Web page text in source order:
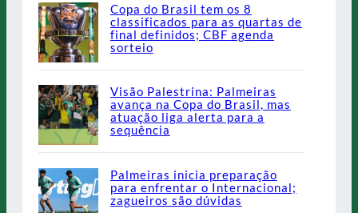
Copa do Brasil tem os 8
classificados para as quartas de
final definidos; CBF agenda
sorteio
Visão Palestrina: Palmeiras
avança na Copa do Brasil, mas
atuação liga alerta para a
sequência
Palmeiras inicia preparação
para enfrentar o Internacional;
zagueiros são dúvidas